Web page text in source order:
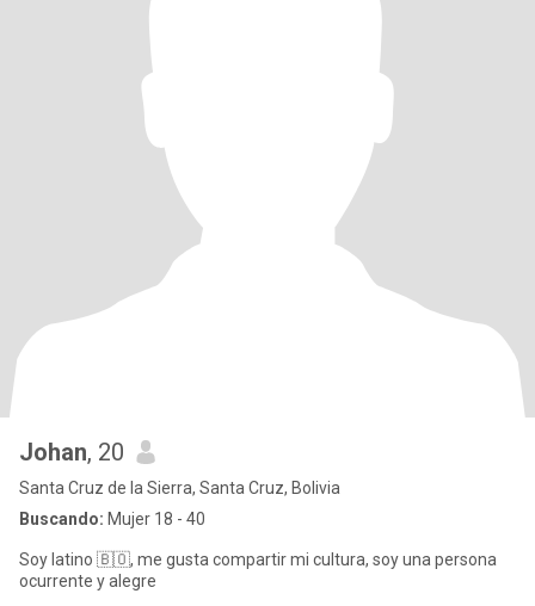
Johan, 20
Santa Cruz de la Sierra, Santa Cruz, Bolivia
Buscando: Mujer 18 - 40
Soy latino 🇧🇴, me gusta compartir mi cultura, soy una persona
ocurrente y alegre